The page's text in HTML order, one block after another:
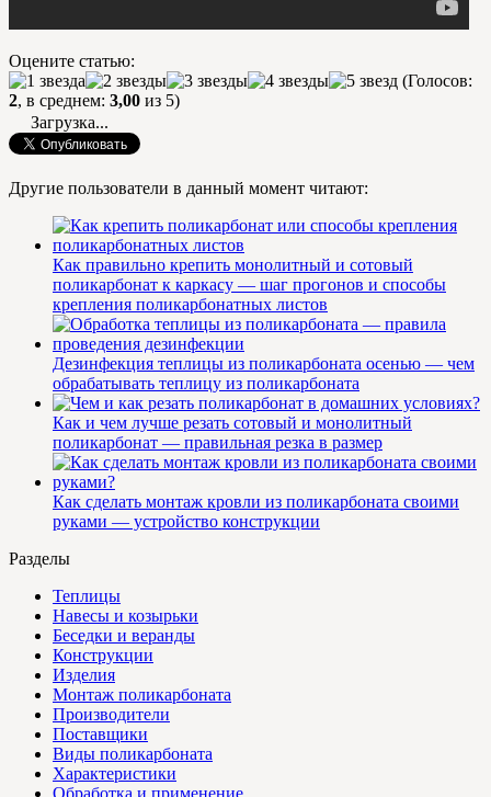
Оцените статью:
(Голосов:
2, в среднем: 3,00 из 5)
Загрузка...
Другие пользователи в данный момент читают:
Как правильно крепить монолитный и сотовый
поликарбонат к каркасу — шаг прогонов и способы
крепления поликарбонатных листов
Дезинфекция теплицы из поликарбоната осенью — чем
обрабатывать теплицу из поликарбоната
Как и чем лучше резать сотовый и монолитный
поликарбонат — правильная резка в размер
Как сделать монтаж кровли из поликарбоната своими
руками — устройство конструкции
Разделы
Теплицы
Навесы и козырьки
Беседки и веранды
Конструкции
Изделия
Монтаж поликарбоната
Производители
Поставщики
Виды поликарбоната
Характеристики
Обработка и применение